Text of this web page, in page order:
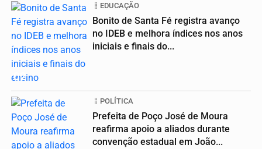
02
EDUCAÇÃO
Bonito de Santa Fé registra avanço
no IDEB e melhora índices nos anos
iniciais e finais do...
POLÍTICA
Prefeita de Poço José de Moura
reafirma apoio a aliados durante
convenção estadual em João...